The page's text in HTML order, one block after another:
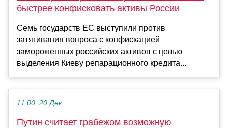
быстрее конфисковать активы России
Семь государств ЕС выступили против
затягивания вопроса с конфискацией
замороженных российских активов с целью
выделения Киеву репарационного кредита...
11:00, 20 Дек
Путин считает грабежом возможную